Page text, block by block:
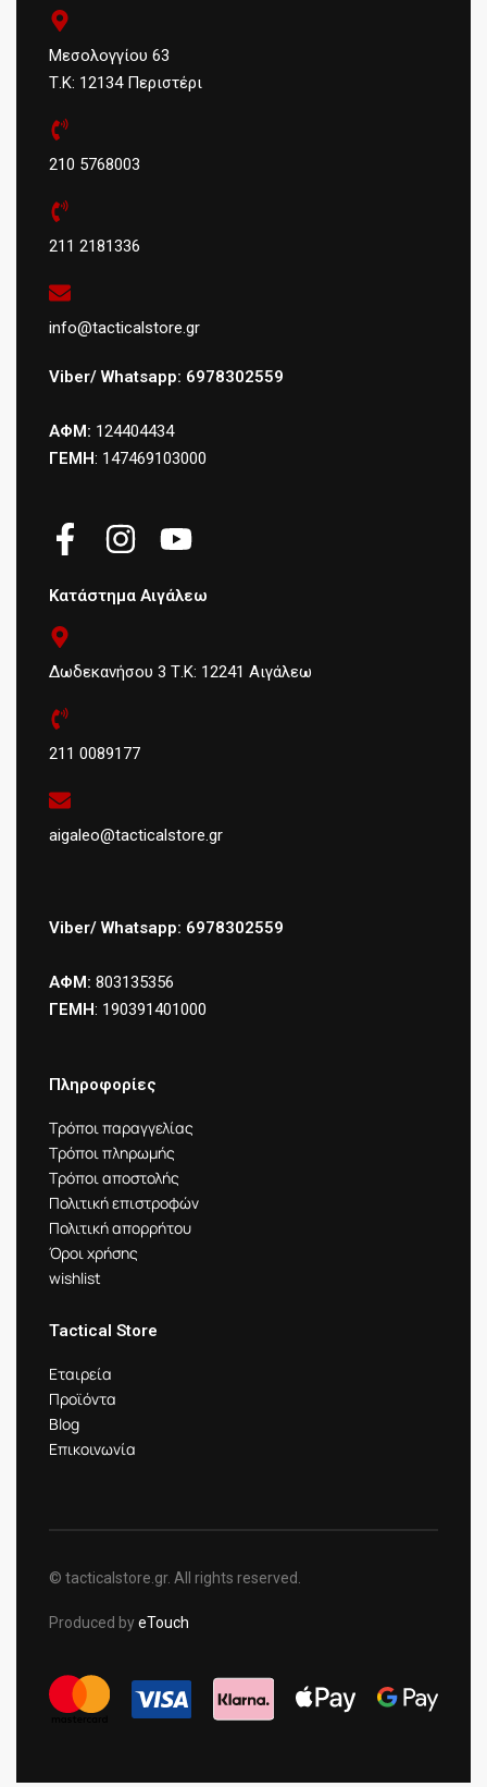
Μεσολογγίου 63
Τ.Κ: 12134 Περιστέρι
210 5768003
211 2181336
info@tacticalstore.gr
Viber/ Whatsapp: 6978302559
ΑΦΜ: 124404434
ΓΕΜΗ: 147469103000
Κατάστημα Αιγάλεω
Δωδεκανήσου 3 Τ.Κ: 12241 Αιγάλεω
211 0089177
aigaleo@tacticalstore.gr
Viber/ Whatsapp: 6978302559
ΑΦΜ: 803135356
ΓΕΜΗ: 190391401000
Πληροφορίες
Τρόποι παραγγελίας
Τρόποι πληρωμής
Τρόποι αποστολής
Πολιτική επιστροφών
Πολιτική απορρήτου
Όροι χρήσης
wishlist
Tactical Store
Εταιρεία
Προϊόντα
Blog
Επικοινωνία
© tacticalstore.gr. All rights reserved.
Produced byeTouch